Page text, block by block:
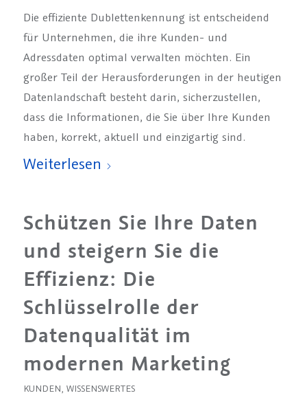
Die effiziente Dublettenkennung ist entscheidend
für Unternehmen, die ihre Kunden- und
Adressdaten optimal verwalten möchten. Ein
großer Teil der Herausforderungen in der heutigen
Datenlandschaft besteht darin, sicherzustellen,
dass die Informationen, die Sie über Ihre Kunden
haben, korrekt, aktuell und einzigartig sind.
Weiterlesen
Schützen Sie Ihre Daten
und steigern Sie die
Effizienz: Die
Schlüsselrolle der
Datenqualität im
modernen Marketing
KUNDEN, WISSENSWERTES